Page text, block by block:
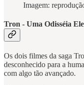
Imagem:
Tron - Uma Odisséia
Os dois filmes da saga
desconhecido para a
com algo tão avançado.